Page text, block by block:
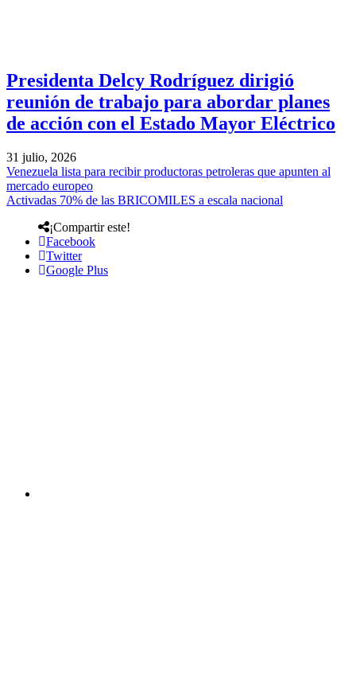
Presidenta Delcy Rodríguez dirigió
reunión de trabajo para abordar planes
de acción con el Estado Mayor Eléctrico
31 julio, 2026
Venezuela lista para recibir productoras petroleras que apunten al
mercado europeo
Activadas 70% de las BRICOMILES a escala nacional
¡Compartir este!
Facebook
Twitter
Google Plus